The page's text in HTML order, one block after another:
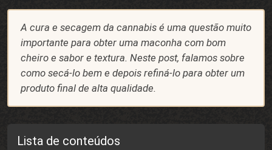
A cura e secagem da cannabis é uma questão muito
importante para obter uma maconha com bom
cheiro e sabor e textura. Neste post, falamos sobre
como secá-lo bem e depois refiná-lo para obter um
produto final de alta qualidade.
Lista de conteúdos